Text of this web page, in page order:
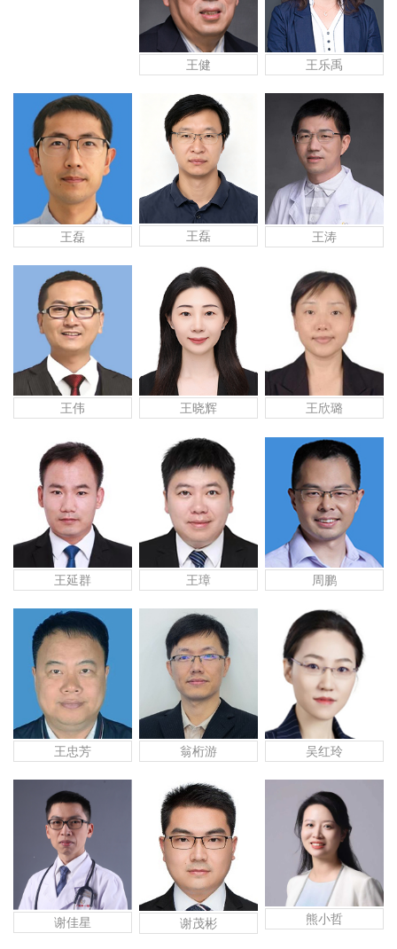
王健 王乐禹
王磊 王磊 王涛
王伟 王晓辉 王欣璐
王延群 王璋 周鹏
王忠芳 翁桁游 吴红玲
谢佳星 谢茂彬 熊小哲